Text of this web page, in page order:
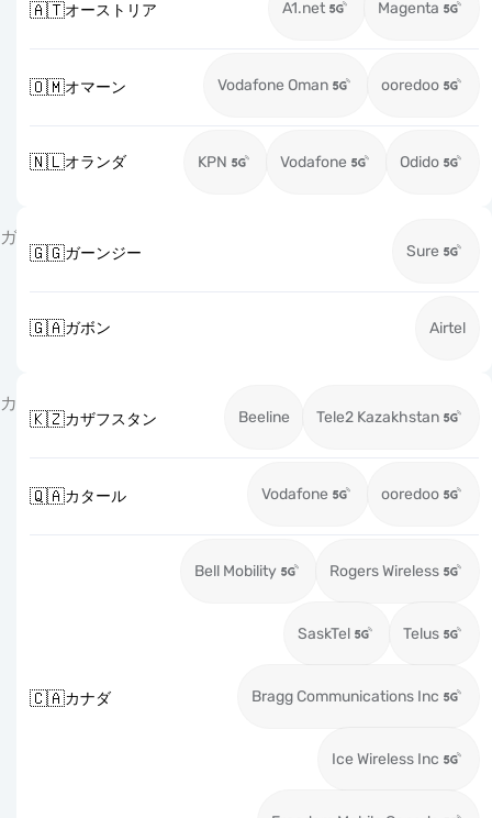
🇦🇹オーストリア A1.net Magenta
🇴🇲オマーン Vodafone Oman ooredoo
🇳🇱オランダ KPN Vodafone Odido
ガ
🇬🇬ガーンジー Sure
🇬🇦ガボン Airtel
カ
🇰🇿カザフスタン Beeline Tele2 Kazakhstan
🇶🇦カタール Vodafone ooredoo
🇨🇦カナダ
Bell Mobility Rogers Wireless
SaskTel Telus
Bragg Communications Inc
Ice Wireless Inc